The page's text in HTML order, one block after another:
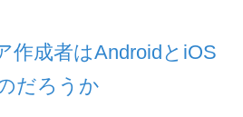
作成者はAndroidとiOS
だろうか